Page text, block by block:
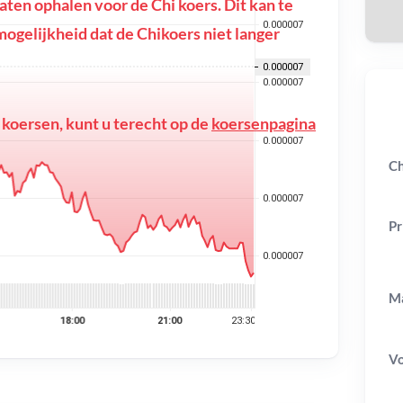
ophalen voor de Chi koers. Dit kan te
dat de Chikoers niet langer
kunt u terecht op de koersenpagina